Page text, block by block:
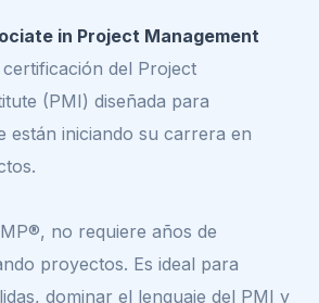
in Project Management
del Project
(PMI) diseñada para
están iniciando su carrera en
no requiere años de
proyectos. Es ideal para
dominar el lenguaje del PMI y